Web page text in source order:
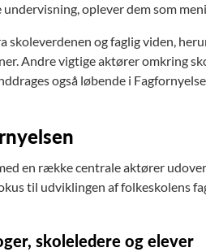
oplever dem som
og faglig viden,
Andre vigtige aktører omkring
også løbende i
en række centrale aktører
til udviklingen af folkeskolens
skoleledere og elever